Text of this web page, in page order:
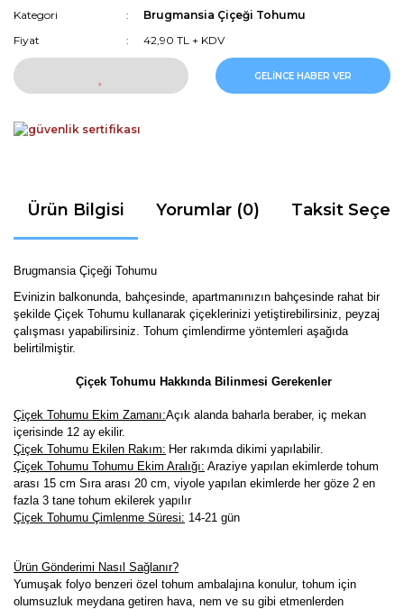
Kategori
Brugmansia Çiçeği Tohumu
Fiyat
42,90 TL + KDV
GELİNCE HABER VER
Ürün Bilgisi Yorumlar (0) Taksit
Brugmansia Çiçeği Tohumu
Evinizin balkonunda, bahçesinde, apartmanınızın bahçesinde rahat bir
şekilde Çiçek Tohumu kullanarak çiçeklerinizi yetiştirebilirsiniz, peyzaj
çalışması yapabilirsiniz. Tohum çimlendirme yöntemleri aşağıda
belirtilmiştir.
Çiçek Tohumu Hakkında Bilinmesi Gerekenler
Çiçek Tohumu Ekim Zamanı:Açık alanda baharla beraber, iç mekan
içerisinde 12 ay ekilir.
Çiçek Tohumu Ekilen Rakım: Her rakımda dikimi yapılabilir.
Çiçek Tohumu Tohumu Ekim Aralığı: Araziye yapılan ekimlerde tohum
arası 15 cm Sıra arası 20 cm, viyole yapılan ekimlerde her göze 2 en
fazla 3 tane tohum ekilerek yapılır
Çiçek Tohumu Çimlenme Süresi: 14-21 gün
Ürün Gönderimi Nasıl Sağlanır?
Yumuşak folyo benzeri özel tohum ambalajına konulur, tohum için
olumsuzluk meydana getiren hava, nem ve su gibi etmenlerden